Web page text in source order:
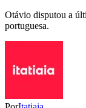
Otávio disputou a
portuguesa.